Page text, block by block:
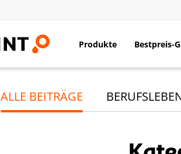
Produkte Bestpreis-
ALLE BEITRÄGE